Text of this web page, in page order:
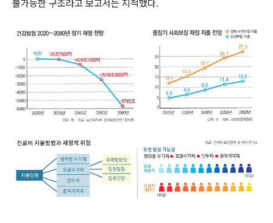
불가능한 구조라고 보고서는 지적했다.